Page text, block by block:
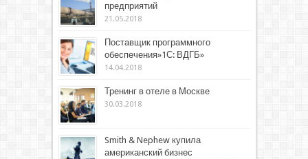
предприятий
21.05.2018
Поставщик программного
обеспечения»1С: ВДГБ»
14.04.2018
Тренинг в отеле в Москве
30.03.2018
Smith & Nephew купила
американский бизнес